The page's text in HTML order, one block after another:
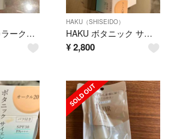
unoフェイスカラークリエイター（日中用カラークリーム）SPF30.PA+++
HAKU（SHISEIDO）
HAKU ボタニック サイエンス 薬用 美容液クッションコンパクト オークル20
¥ 2,800